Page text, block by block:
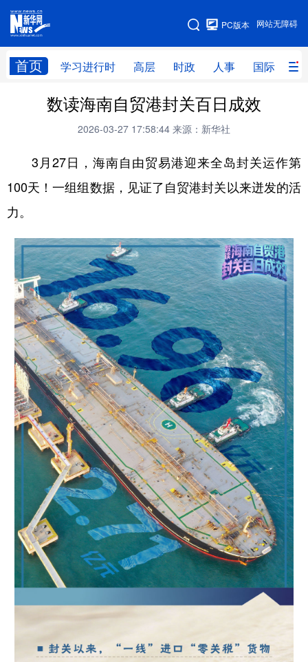
网站无障碍
PC版本
首页 学习进行时 高层 时政 人事 国际 财
网站地图
学习进行时 高层 时政 人事
财经 网评
台湾 思客智库 全球连线 教育
科技 科创 量子 体育
访谈 视频 图片 政务
法律 中央文件 金融 汽车
食品 人居 信息化 数字经济
学术中国 乡村振兴 银龄 溯源中国
城市 旅游 能源 会展
彩票 娱乐 时尚 悦读
公益 一带一路 亚太网 上市公司
文化产业
地方频道
北京 天津 河北 山西
辽宁 吉林 上海 江苏
浙江 安徽 福建 江西
广东 广西 海南 重庆
数读海南自贸港封关百日成效
2026-03-27 17:58:44 来源：新华社
3月27日，海南自由贸易港迎来全岛封关运作第
100天！一组组数据，见证了自贸港封关以来迸发的活
力。